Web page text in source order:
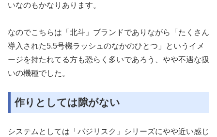
いなのもかなりあります。
なのでこちらは「北斗」ブランドでありながら「たくさん
導入された5.5号機ラッシュのなかのひとつ」というイメ
ージを持たれて る方も恐らく多いであろう、やや不遇な扱
いの機種でした。
作りとしては隙がない
システムとしては「バジリスク」シリーズにやや近い感じ